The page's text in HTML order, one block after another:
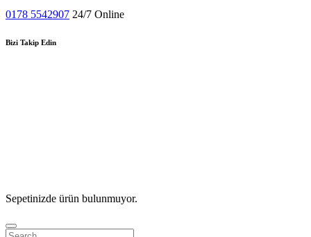
0178 5542907 24/7 Online
Bizi Takip Edin
Sepetinizde ürün bulunmuyor.